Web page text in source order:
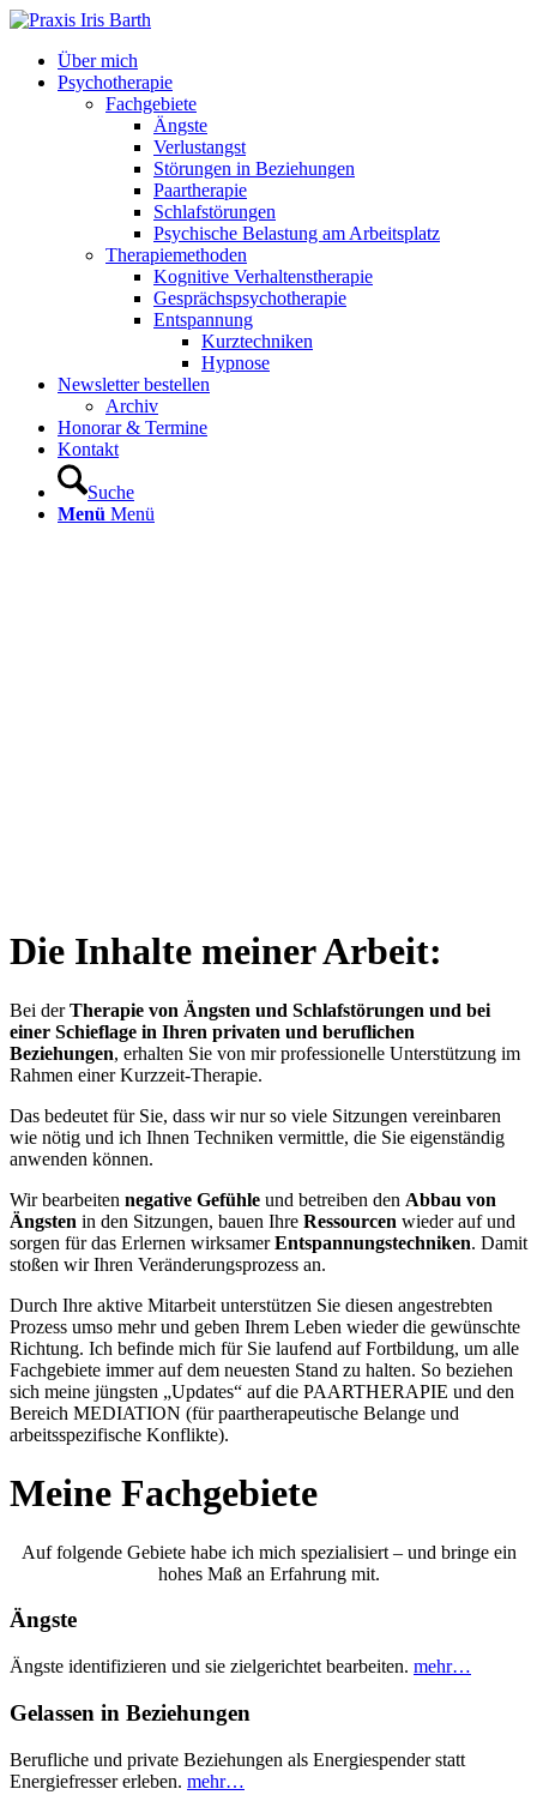
Über mich
Psychotherapie
Fachgebiete
Ängste
Verlustangst
Störungen in Beziehungen
Paartherapie
Schlafstörungen
Psychische Belastung am Arbeitsplatz
Therapiemethoden
Kognitive Verhaltenstherapie
Gesprächspsychotherapie
Entspannung
Kurztechniken
Hypnose
Newsletter bestellen
Archiv
Honorar & Termine
Kontakt
Suche
Menü Menü
Die Inhalte meiner Arbeit:
Bei derTherapie von Ängsten und Schlafstörungen und bei
einer Schieflage in Ihren privaten und beruflichen
Beziehungen, erhalten Sie von mir professionelle Unterstützung im
Rahmen einer Kurzzeit-Therapie.
Das bedeutet für Sie, dass wir nur so viele Sitzungen vereinbaren
wie nötig und ich Ihnen Techniken vermittle, die Sie eigenständig
anwenden können.
Wir bearbeiten negative Gefühle und betreiben den Abbau von
Ängsten in den Sitzungen, bauen Ihre Ressourcen wieder auf und
sorgen für das Erlernen wirksamerEntspannungstechniken. Damit
stoßen wir Ihren Veränderungsprozess an.
Durch Ihre aktive Mitarbeit unterstützen Sie diesen angestrebten
Prozess umso mehr und geben Ihrem Leben wieder die gewünschte
Richtung. Ich befinde mich für Sie laufend auf Fortbildung, um alle
Fachgebiete immer auf dem neuesten Stand zu halten. So beziehen
sich meine jüngsten „Updates“ auf die PAARTHERAPIE und den
Bereich MEDIATION (für paartherapeutische Belange und
arbeitsspezifische Konflikte).
Meine Fachgebiete
Auf folgende Gebiete habe ich mich spezialisiert – und bringe ein
hohes Maß an Erfahrung mit.
Ängste
Ängste identifizieren und sie zielgerichtet bearbeiten. mehr…
Gelassen in Beziehungen
Berufliche und private Beziehungen als Energiespender statt
Energiefresser erleben. mehr…